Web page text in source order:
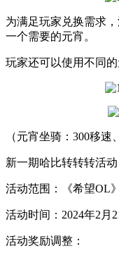
为满足玩家兑换需求
一个需要的元宵 。
玩家还可以使用不同
（元宵坐骑：300移速
新一期哈比转转转活动
活动范围： 《希望OL
活动时间： 2024年2 月
活动奖励调整：